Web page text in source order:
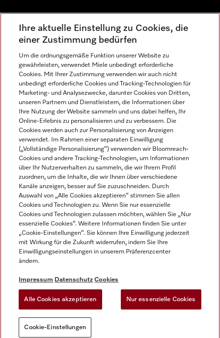
Newsletter
Sprache
DEUTSCH
Impressum
Datenschutz
Cookie-Einstellungen
Miele auf YoutubeMiele auf Instagram
Miele auf Facebook
Miele auf LinkedInMiele auf LinkedIn
Ihre aktuelle Einstellung zu Cookies, die
einer Zustimmung bedürfen
Um die ordnungsgemäße Funktion unserer Website zu
gewährleisten, verwendet Miele unbedingt erforderliche
Cookies. Mit Ihrer Zustimmung verwenden wir auch nicht
unbedingt erforderliche Cookies und Tracking-Technologien für
Marketing- und Analysezwecke, darunter Cookies von Dritten,
unseren Partnern und Dienstleistern, die Informationen über
Ihre Nutzung der Website sammeln und uns dabei helfen, Ihr
Online-Erlebnis zu personalisieren und zu verbessern. Die
Cookies werden auch zur Personalisierung von Anzeigen
verwendet. Im Rahmen einer separaten Einwilligung
(„Vollständige Personalisierung“) verwenden wir Bloomreach-
Cookies und andere Tracking-Technologien, um Informationen
über Ihr Nutzerverhalten zu sammeln, die wir Ihrem Profil
zuordnen, um die Inhalte, die wir Ihnen über verschiedene
Kanäle anzeigen, besser auf Sie zuzuschneiden. Durch
Auswahl von „Alle Cookies akzeptieren“ stimmen Sie allen
Cookies und Technologien zu. Wenn Sie nur essenzielle
Cookies und Technologien zulassen möchten, wählen Sie „Nur
essenzielle Cookies“. Weitere Informationen finden Sie unter
„Cookie-Einstellungen“. Sie können Ihre Einwilligung jederzeit
mit Wirkung für die Zukunft widerrufen, indem Sie Ihre
Einwilligungseinstellungen in unserem Präferenzcenter
ändern.
Impressum Datenschutz Cookies
Alle Cookies akzeptieren Nur essenzielle Cookies
Cookie-Einstellungen